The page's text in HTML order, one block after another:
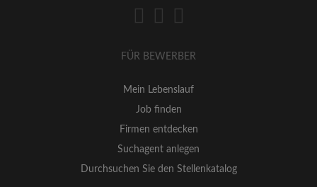
FÜR BEWERBER
Mein Lebenslauf
Job finden
Firmen entdecken
Suchagent anlegen
Durchsuchen Sie den Stellenkatalog